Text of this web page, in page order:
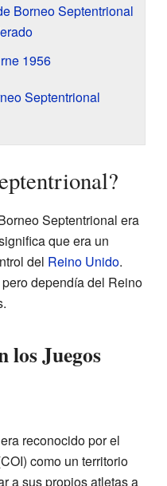
Borneo Septentrional
1956
Septentrional
Septentrional era
que era un
del Reino Unido.
dependía del Reino
los Juegos
reconocido por el
como un territorio
a sus propios atletas a